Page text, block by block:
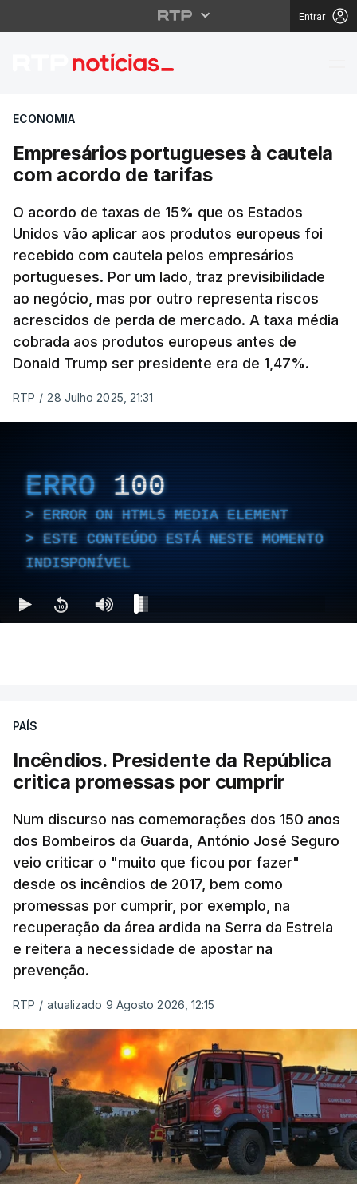
Entrar
Empresários
ECONOMIA
Empresários portugueses à cautela
com acordo de tarifas
O acordo de taxas de 15% que os Estados
Unidos vão aplicar aos produtos europeus foi
recebido com cautela pelos empresários
portugueses. Por um lado, traz previsibilidade
ao negócio, mas por outro representa riscos
acrescidos de perda de mercado. A taxa média
cobrada aos produtos europeus antes de
Donald Trump ser presidente era de 1,47%.
RTP / 28 Julho 2025, 21:31
ERRO 100
ERROR ON HTML5 MEDIA ELEMENT
ESTE CONTEÚDO ESTÁ NESTE MOMENTO
INDISPONÍVEL
PAÍS
Incêndios. Presidente da República
critica promessas por cumprir
Num discurso nas comemorações dos 150 anos
dos Bombeiros da Guarda, António José Seguro
veio criticar o "muito que ficou por fazer"
desde os incêndios de 2017, bem como
promessas por cumprir, por exemplo, na
recuperação da área ardida na Serra da Estrela
e reitera a necessidade de apostar na
prevenção.
RTP / atualizado 9 Agosto 2026, 12:15